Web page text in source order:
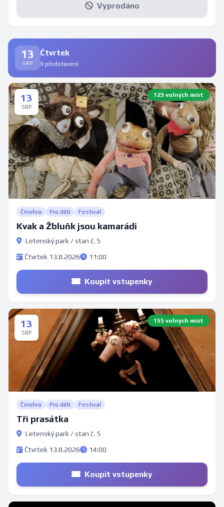
Vyprodáno
13
SRP
Čtvrtek
9 představení
13
SRP
123 volných míst
Činohra Pro děti Festival
Kvak a Žbluňk jsou kamarádi
Letenský park / stan č. 5
Čtvrtek 13.8.2026
11:00
Koupit vstupenky
13
SRP
155 volných míst
Činohra Pro děti Festival
Tři prasátka
Letenský park / stan č. 5
Čtvrtek 13.8.2026
14:00
Koupit vstupenky